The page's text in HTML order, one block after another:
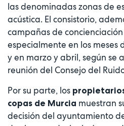
las denominadas zonas de
acústica. El consistorio,
campañas de
especialmente en los meses
y en marzo y abril, según se
reunión del Consejo del
Por su parte, los
copas de Murcia muestran
decisión del ayuntamiento